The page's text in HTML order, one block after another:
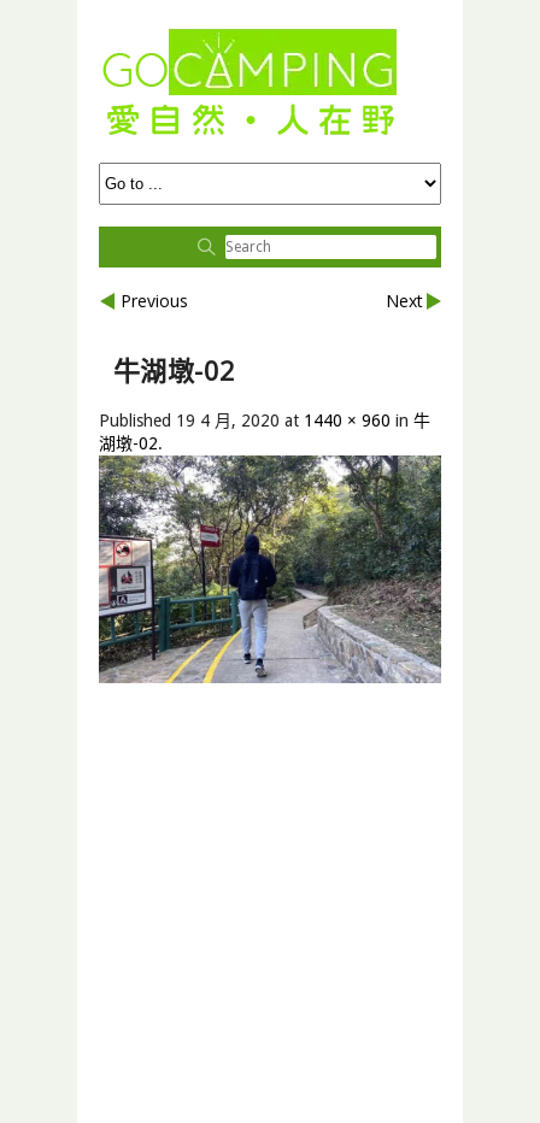
Previous Next
牛湖墩-02
Published 19 4 月, 2020 at 1440 × 960 in 牛
湖墩-02.